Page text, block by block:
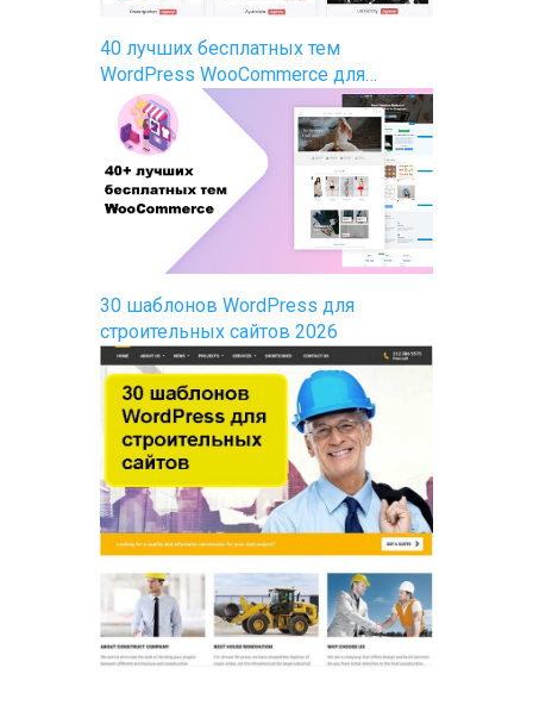
40 лучших бесплатных тем
WordPress WooCommerce для…
30 шаблонов WordPress для
строительных сайтов 2026